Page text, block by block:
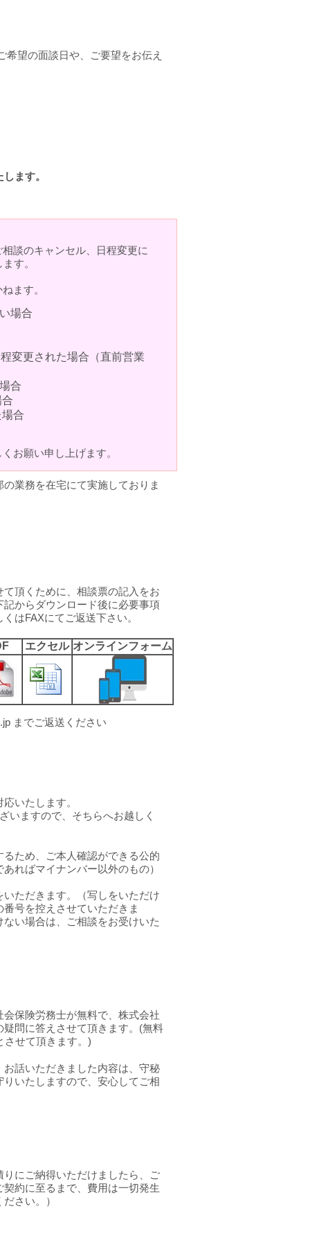
望の面談日や、ご要望をお伝え
ます。
談のキャンセル、日程変更に
す。
ます。
場合
変更された場合（直前営業
合
合
お願い申し上げます。
業務を在宅にて実施しておりま
頂くために、相談票の記入をお
からダウンロード後に必要事項
はFAXにてご返送下さい。
エクセル オンラインフォーム
までご返送ください
いたします。
いますので、そちらへお越しく
ため、ご本人確認ができる公的
ればマイナンバー以外のもの）
ただきます。（写しをいただけ
号を控えさせていただきま
い場合は、ご相談をお受けいた
保険労務士が無料で、株式会社
問に答えさせて頂きます。(無料
させて頂きます。)
話いただきました内容は、守秘
いたしますので、安心してご相
にご納得いただけましたら、ご
約に至るまで、費用は一切発生
さい。）